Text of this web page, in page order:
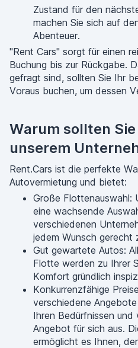
Zustand für den
machen Sie sich auf
Abenteuer.
"Rent Cars" sorgt für einen
Buchung bis zur Rückgabe.
gefragt sind, sollten Sie Ihr
Voraus buchen, um dessen
Warum sollten
unserem
Rent.Cars ist die perfekte
Autovermietung und bietet:
Große Flottenauswahl:
eine wachsende
verschiedenen
jedem Wunsch gerecht
Gut gewartete Autos:
Flotte werden zu Ihrer
Komfort gründlich
Konkurrenzfähige
verschiedene
Ihren Bedürfnissen
Angebot für sich aus.
ermöglicht es Ihnen,